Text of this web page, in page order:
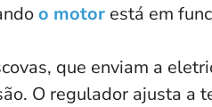
o motorestá em
que enviam a
O regulador ajusta a